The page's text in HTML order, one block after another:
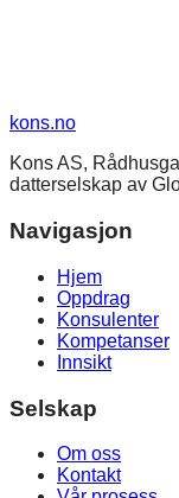
kons.no
Kons AS,
datterselskap av
Navigasjon
Hjem
Oppdrag
Konsulenter
Kompetanser
Innsikt
Selskap
Om oss
Kontakt